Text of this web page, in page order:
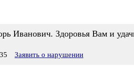
Иванович. Здоровья Вам и
Заявить о нарушении